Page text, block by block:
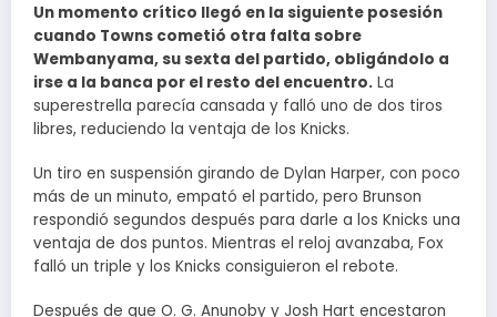
Un momento crítico llegó en la siguiente posesión
cuando Towns cometió otra falta sobre
Wembanyama, su sexta del partido, obligándolo a
irse a la banca por el resto del encuentro. La
superestrella parecía cansada y falló uno de dos tiros
libres, reduciendo la ventaja de los Knicks.
Un tiro en suspensión girando de Dylan Harper, con poco
más de un minuto, empató el partido, pero Brunson
respondió segundos después para darle a los Knicks una
ventaja de dos puntos. Mientras el reloj avanzaba, Fox
falló un triple y los Knicks consiguieron el rebote.
Después de que O. G. Anunoby y Josh Hart encestaron